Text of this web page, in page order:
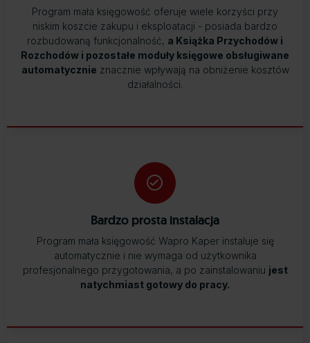
Program mała księgowość oferuje wiele korzyści przy
niskim koszcie zakupu i eksploatacji - posiada bardzo
rozbudowaną funkcjonalność, a Książka Przychodów i
Rozchodów i pozostałe moduły księgowe obsługiwane
automatycznie znacznie wpływają na obniżenie kosztów
działalności.
Bardzo prosta instalacja
Program mała księgowość Wapro Kaper instaluje się
automatycznie i nie wymaga od użytkownika
profesjonalnego przygotowania, a po zainstalowaniu jest
natychmiast gotowy do pracy.